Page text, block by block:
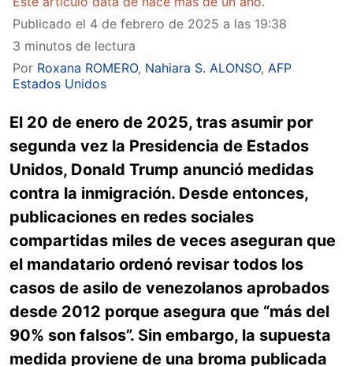
Publicado el 4 de febrero de 2025 a las 19:38
3 minutos de lectura
Por Roxana ROMERO, Nahiara S. ALONSO, AFP
Estados Unidos
El 20 de enero de 2025, tras asumir por
segunda vez la Presidencia de Estados
Unidos, Donald Trump anunció medidas
contra la inmigración. Desde entonces,
publicaciones en redes sociales
compartidas miles de veces aseguran que
el mandatario ordenó revisar todos los
casos de asilo de venezolanos aprobados
desde 2012 porque asegura que “más del
90% son falsos”. Sin embargo, la supuesta
medida proviene de una broma publicada